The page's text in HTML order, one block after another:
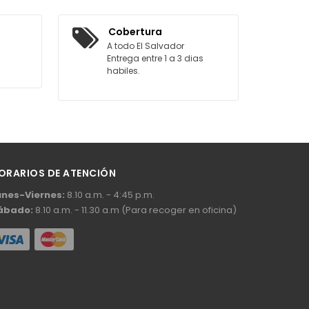
Cobertura
A todo El Salvador
Entrega entre 1 a 3 dias
habiles.
DE ATENCIÓN
Viernes: 8.10 a.m. - 4:45 p.m.
8.10 a.m. - 11.30 a.m (Para recoger en oficina)